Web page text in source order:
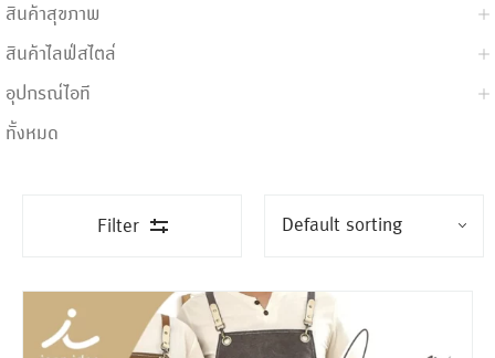
สินค้าสุขภาพ
สินค้าไลฟ์สไตล์
อุปกรณ์ไอที
ทั้งหมด
Filter